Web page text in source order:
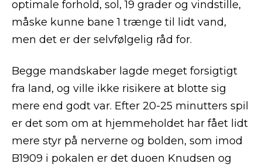
optimale forhold, sol, 19 grader og vindstille,
måske kunne bane 1 trænge til lidt vand,
men det er der selvfølgelig råd for.
Begge mandskaber lagde meget forsigtigt
fra land, og ville ikke risikere at blotte sig
mere end godt var. Efter 20-25 minutters spil
er det som om at hjemmeholdet har fået lidt
mere styr på nerverne og bolden, som imod
B1909 i pokalen er det duoen Knudsen og